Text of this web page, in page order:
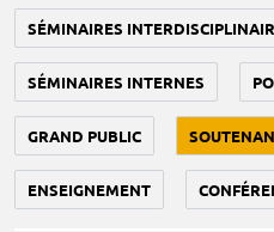
SÉMINAIRES
SÉMINAIRES INTERNES
GRAND PUBLIC
ENSEIGNEMENT